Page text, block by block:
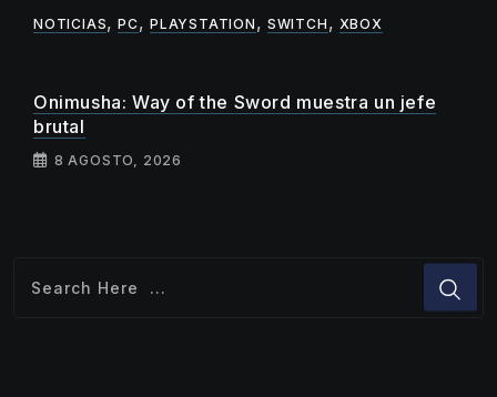
NOTICIAS,PC,PLAYSTATION , SWITCH , XBOX
Onimusha: Way of the Sword muestra un jefe
brutal
8 AGOSTO, 2026